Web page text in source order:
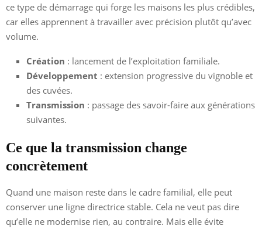
ce type de démarrage qui forge les maisons les plus crédibles,
car elles apprennent à travailler avec précision plutôt qu’avec
volume.
Création : lancement de l’exploitation familiale.
Développement : extension progressive du vignoble et
des cuvées.
Transmission : passage des savoir-faire aux générations
suivantes.
Ce que la transmission change
concrètement
Quand une maison reste dans le cadre familial, elle peut
conserver une ligne directrice stable. Cela ne veut pas dire
qu’elle ne modernise rien, au contraire. Mais elle évite